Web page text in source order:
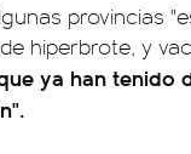
provincias
hiperbrote, y
ya han tenido